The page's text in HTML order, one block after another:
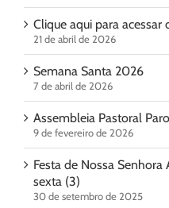
Clique aqui para
21 de abril de 2026
Semana Santa 2026
7 de abril de 2026
Assembleia Pastoral
9 de fevereiro de 2026
Festa de Nossa
sexta (3)
30 de setembro de 2025